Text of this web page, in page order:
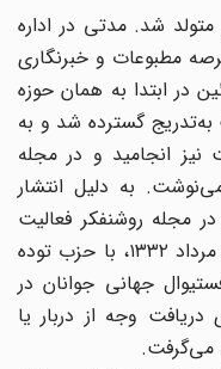
در بوشهر متولد شد. مدتی در اداره
و خبرنگاری
در ابتدا به همان حوزه
گسترده شد و به
انجامید و در مجله
به دلیل انتشار
مجله روشنفکر فعالیت
خود را از سر گرفت. قبل از کودتای ۲۸ مرداد ۱۳۳۲، با حزب توده
جهانی جوانان در
وجه از دربار یا